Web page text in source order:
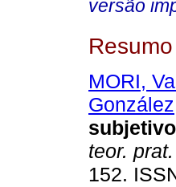
versão
Resumo
MORI,
González
subjetivo
teor. prat.
152.